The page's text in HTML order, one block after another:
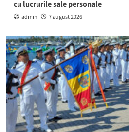
cu lucrurile sale personale
admin 7 august 2026